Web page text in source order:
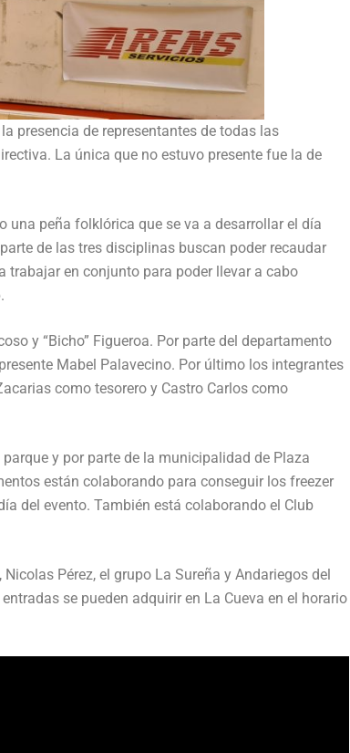
presencia de representantes de todas las
La única que no estuvo presente fue la de
una peña folklórica que se va a desarrollar el día
de las tres disciplinas buscan poder recaudar
en conjunto para poder llevar a cabo
y “Bicho” Figueroa. Por parte del departamento
Mabel Palavecino. Por último los integrantes
como tesorero y Castro Carlos como
y por parte de la municipalidad de Plaza
están colaborando para conseguir los freezer
del evento. También está colaborando el Club
Pérez, el grupo La Sureña y Andariegos del
se pueden adquirir en La Cueva en el horario